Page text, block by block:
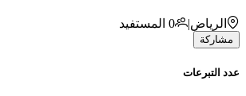
الرياض|
0 المستفيد
مشاركة
عدد التبرعات